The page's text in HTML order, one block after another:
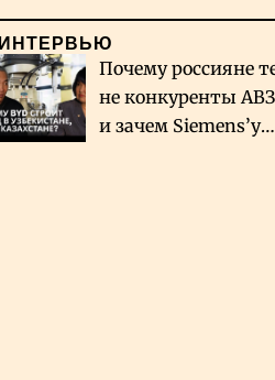
ИНТЕРВЬЮ
Почему россияне
не конкуренты
и зачем Siemens’у